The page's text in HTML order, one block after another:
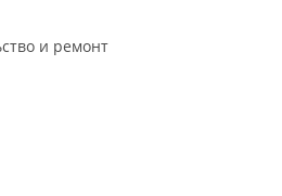
и ремонт